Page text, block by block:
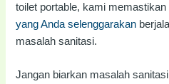
toilet portable, kami
yang Anda selenggarakan
masalah sanitasi.
Jangan biarkan masalah